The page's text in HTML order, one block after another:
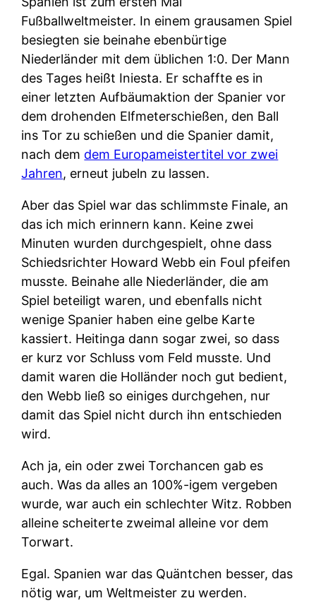
Fußballweltmeister. In einem grausamen Spiel
besiegten sie beinahe ebenbürtige
Niederländer mit dem üblichen 1:0. Der Mann
des Tages heißt Iniesta. Er schaffte es in
einer letzten Aufbäumaktion der Spanier vor
dem drohenden Elfmeterschießen, den Ball
ins Tor zu schießen und die Spanier damit,
nach dem dem Europameistertitel vor zwei
Jahren, erneut jubeln zu lassen.
Aber das Spiel war das schlimmste Finale, an
das ich mich erinnern kann. Keine zwei
Minuten wurden durchgespielt, ohne dass
Schiedsrichter Howard Webb ein Foul pfeifen
musste. Beinahe alle Niederländer, die am
Spiel beteiligt waren, und ebenfalls nicht
wenige Spanier haben eine gelbe Karte
kassiert. Heitinga dann sogar zwei, so dass
er kurz vor Schluss vom Feld musste. Und
damit waren die Holländer noch gut bedient,
den Webb ließ so einiges durchgehen, nur
damit das Spiel nicht durch ihn entschieden
wird.
Ach ja, ein oder zwei Torchancen gab es
auch. Was da alles an 100%-igem vergeben
wurde, war auch ein schlechter Witz. Robben
alleine scheiterte zweimal alleine vor dem
Torwart.
Egal. Spanien war das Quäntchen besser, das
nötig war, um Weltmeister zu werden.